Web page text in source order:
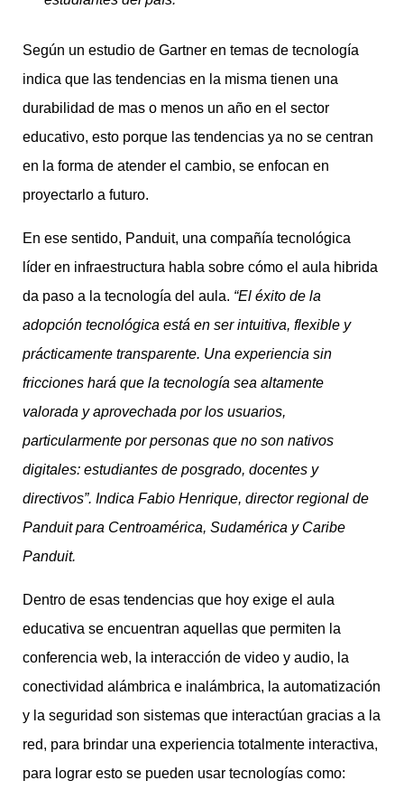
Según un estudio de Gartner en temas de tecnología
indica que las tendencias en la misma tienen una
durabilidad de mas o menos un año en el sector
educativo, esto porque las tendencias ya no se centran
en la forma de atender el cambio, se enfocan en
proyectarlo a futuro.
En ese sentido, Panduit, una compañía tecnológica
líder en infraestructura habla sobre cómo el aula hibrida
da paso a la tecnología del aula. “El éxito de la
adopción tecnológica está en ser intuitiva, flexible y
prácticamente transparente. Una experiencia sin
fricciones hará que la tecnología sea altamente
valorada y aprovechada por los usuarios,
particularmente por personas que no son nativos
digitales: estudiantes de posgrado, docentes y
directivos”. Indica Fabio Henrique, director regional de
Panduit para Centroamérica, Sudamérica y Caribe
Panduit.
Dentro de esas tendencias que hoy exige el aula
educativa se encuentran aquellas que permiten la
conferencia web, la interacción de video y audio, la
conectividad alámbrica e inalámbrica, la automatización
y la seguridad son sistemas que interactúan gracias a la
red, para brindar una experiencia totalmente interactiva,
para lograr esto se pueden usar tecnologías como: